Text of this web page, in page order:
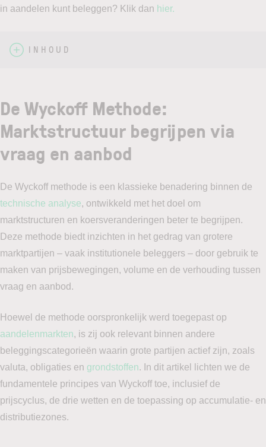
in aandelen kunt beleggen? Klik dan hier.
INHOUD
De Wyckoff Methode:
Marktstructuur begrijpen via
vraag en aanbod
De Wyckoff methode is een klassieke benadering binnen de
technische analyse, ontwikkeld met het doel om
marktstructuren en koersveranderingen beter te begrijpen.
Deze methode biedt inzichten in het gedrag van grotere
marktpartijen – vaak institutionele beleggers – door gebruik te
maken van prijsbewegingen, volume en de verhouding tussen
vraag en aanbod.
Hoewel de methode oorspronkelijk werd toegepast op
aandelenmarkten, is zij ook relevant binnen andere
beleggingscategorieën waarin grote partijen actief zijn, zoals
valuta, obligaties en grondstoffen. In dit artikel lichten we de
fundamentele principes van Wyckoff toe, inclusief de
prijscyclus, de drie wetten en de toepassing op accumulatie- en
distributiezones.